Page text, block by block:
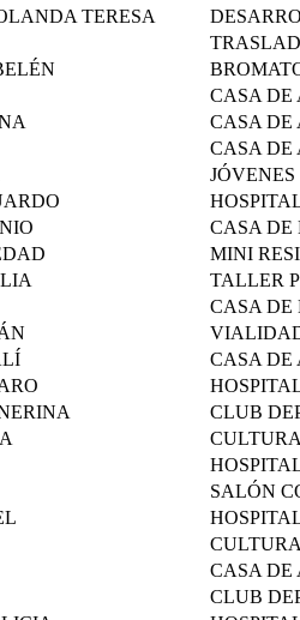
TERESA
CASA DE
CASA DE
CASA DE
CASA DE
MINI
TALLER
CASA DE
CASA DE
CLUB
SALÓN
CASA DE
CLUB